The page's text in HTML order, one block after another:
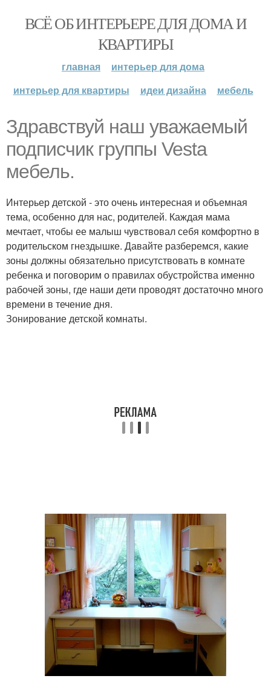
ВСЁ ОБ ИНТЕРЬЕРЕ ДЛЯ ДОМА И
КВАРТИРЫ
главная
интерьер для дома
интерьер для квартиры
идеи дизайна мебель
Здравствуй наш уважаемый
подписчик группы Vesta
мебель.
Интерьер детской - это очень интересная и объемная
тема, особенно для нас, родителей. Каждая мама
мечтает, чтобы ее малыш чувствовал себя комфортно в
родительском гнездышке. Давайте разберемся, какие
зоны должны обязательно присутствовать в комнате
ребенка и поговорим о правилах обустройства именно
рабочей зоны, где наши дети проводят достаточно много
времени в течение дня.
Зонирование детской комнаты.